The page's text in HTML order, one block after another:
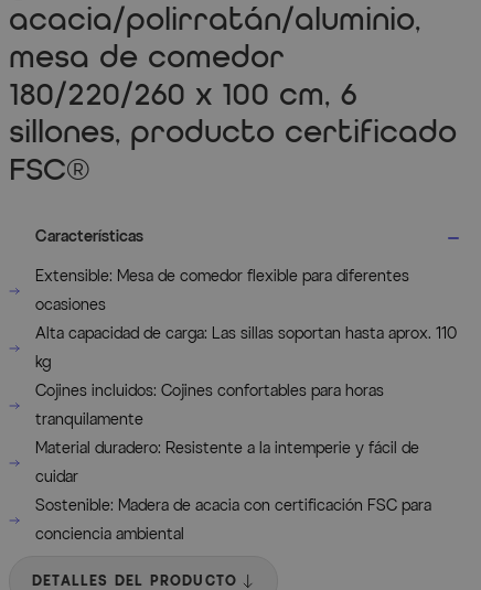
acacia/polirratán/aluminio,
mesa de comedor
180/220/260 x 100 cm, 6
sillones, producto certificado
FSC®
Características
Extensible: Mesa de comedor flexible para diferentes
ocasiones
Alta capacidad de carga: Las sillas soportan hasta aprox. 110
kg
Cojines incluidos: Cojines confortables para horas
tranquilamente
Material duradero: Resistente a la intemperie y fácil de
cuidar
Sostenible: Madera de acacia con certificación FSC para
conciencia ambiental
DETALLES DEL PRODUCTO